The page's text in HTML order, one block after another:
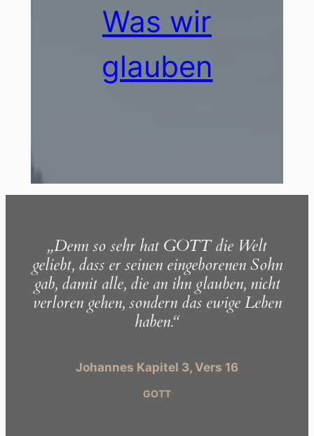
Was wir
glauben
„Denn so sehr hat GOTT die Welt
geliebt, dass er seinen eingeborenen Sohn
gab, damit alle, die an ihn glauben, nicht
verloren gehen, sondern das ewige Leben
haben.“
Johannes Kapitel 3, Vers 16
GOTT